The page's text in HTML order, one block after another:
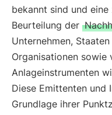
bekannt sind und
Beurteilung der
Unternehmen,
Organisationen
Anlageinstrumenten
Diese Emittenten und
Grundlage ihrer